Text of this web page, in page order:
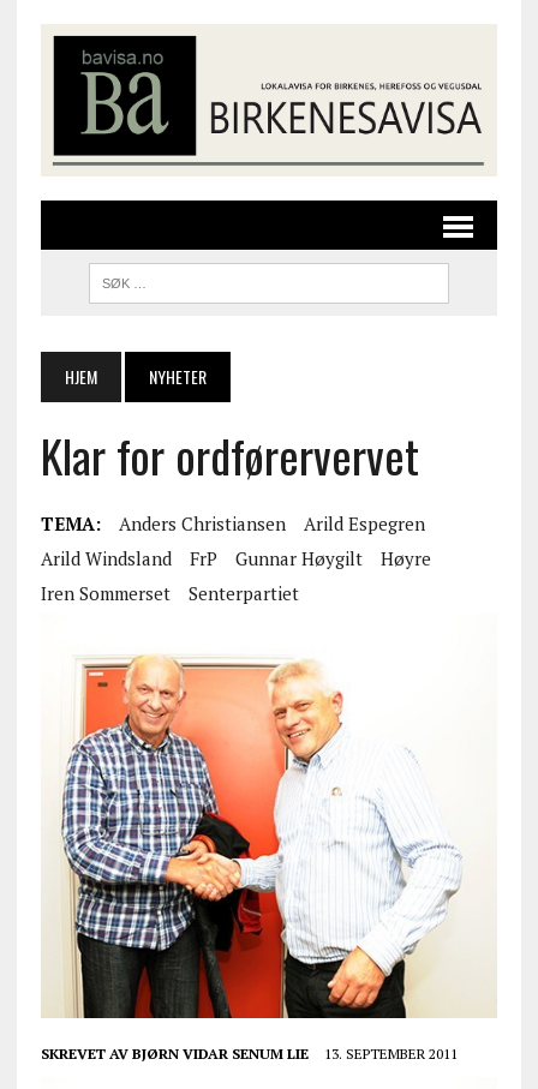
HJEM NYHETER
Klar for ordførervervet
TEMA: Anders Christiansen
Arild Espegren
Arild Windsland
FrP Gunnar Høygilt
Høyre
Iren Sommerset
Senterpartiet
SKREVET AV BJØRN VIDAR SENUM LIE 13. SEPTEMBER 2011